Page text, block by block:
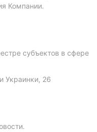
Компании.
субъектов в сфере
Украинки, 26